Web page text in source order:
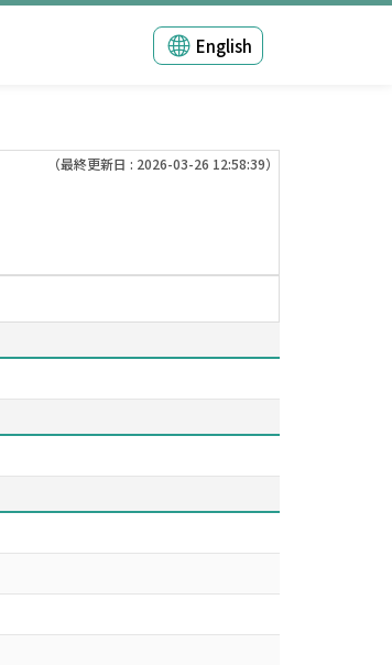
English
（最終更新日 : 2026-03-26 12:58:39）